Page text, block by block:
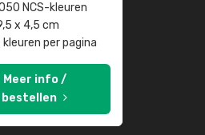
NCS-kleuren
x 4,5 cm
kleuren per pagina
Meer info /
bestellen